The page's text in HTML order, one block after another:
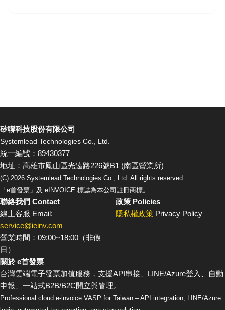
矽聯科技股份有限公司
Systemlead Technologies Co., Ltd.
統一編號：89430377
地址：高雄市鳳山區光遠路226號B1 (南區營業所)
(C) 2026 Systemlead Technologies Co., Ltd. All rights reserved.
「e首發票」及 eINVOICE 標誌為本公司註冊商標。
聯絡我們 Contact
線上客服 Email:
service@ieinv.com
營業時間：09:00~18:00（非假
日）
政策 Policies
隱私權政策 Privacy Policy
關於 e首發票
台灣雲端電子發票加值服務，支援API串接、LINE/Azure登入、自動
申報、一站式B2B/B2C開立與管理。
Professional cloud e-invoice VASP for Taiwan – API integration, LINE/Azure